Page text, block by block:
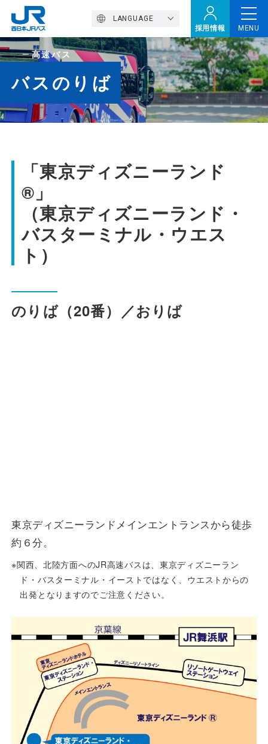
採用情報
LANGUAGE
MENU
トップページ
西バスの魅力
高速バス
定期観光バス
おトクなきっぷ特集
一般路線バス
会社案内
高速バス
バスのりば
「東京ディズニーランド
®」
（東京ディズニーランド・
バスターミナル・ウエス
ト）
のりば（20番）／おりば
東京ディズニーランドメインエントランスから徒歩
約６分。
※関西、北陸方面へのJR高速バスは、東京ディズニーラン
ド・バスターミナル・イーストではなく、ウエストからの
出発となりますのでご注意ください。